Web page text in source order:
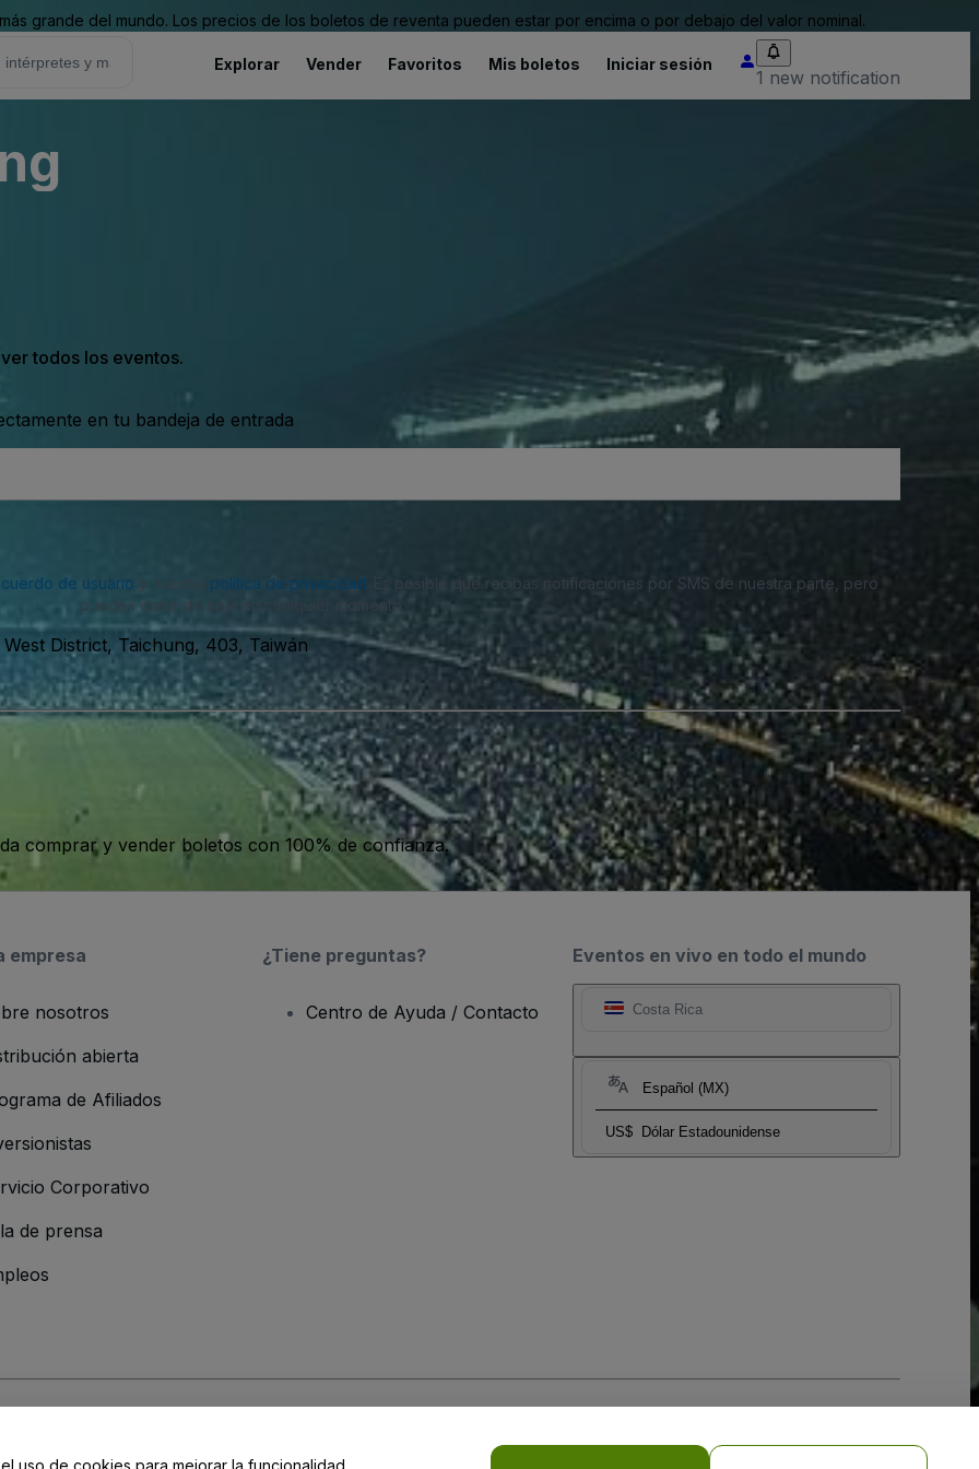
grande del mundo. Los precios de los boletos de reventa pueden estar por encima o por debajo del valor nominal.
Explorar Vender Favoritos Mis boletos Iniciar sesión
1 new notification
todos los eventos.
en tu bandeja de entrada
de usuario política de privacidad . Es posible que recibas notificaciones por SMS de nuestra parte, pero
puedes darte de baja en cualquier momento.
District, Taichung, 403, Taiwán
comprar y vender boletos con 100% de confianza.
Eventos en vivo en todo el mundo
Costa Rica
Español (MX)
US$ Dólar Estadounidense
empresa
nosotros
abierta
de Afiliados
Corporativo
de prensa
¿Tiene preguntas?
Centro de Ayuda / Contacto
y de laPolítica de Privacidad para Móviles
uso de cookies para mejorar la funcionalidad